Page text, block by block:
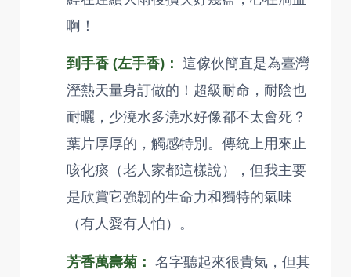
啊！
到手香 (左手香)： 這傢伙簡直是為臺灣
溼熱天量身訂做的！超級耐命，耐陰也
耐曬，少澆水多澆水好像都不太會死？
葉片厚厚的，觸感特別。傳統上用來止
咳化痰（老人家都這樣說），但我主要
是欣賞它強韌的生命力和獨特的氣味
（有人愛有人怕）。
芳香萬壽菊： 名字聽起來很貴氣，但其